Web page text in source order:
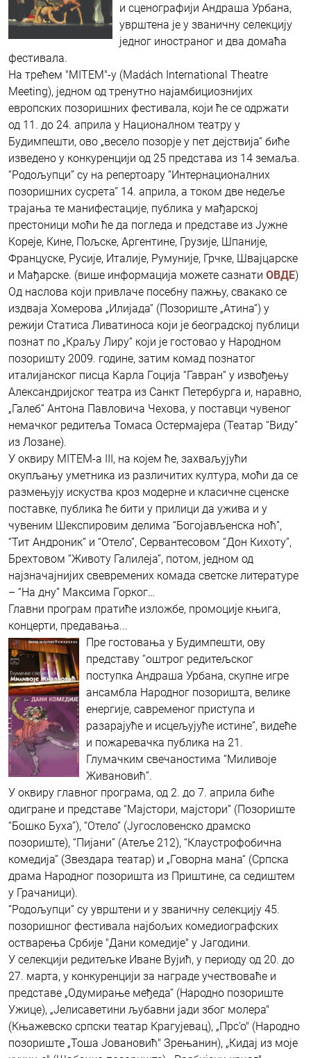
и сценографији Андраша Урбана,
уврштена је у званичну селекцију
једног иностраног и два домаћа
фестивала.
На трећем "MITEM"-у (Madách International Theatre
Meeting), једном од тренутно најамбициознијих
европских позоришних фестивала, који ће се одржати
од 11. до 24. априла у Националном театру у
Будимпешти, ово „весело позорје у пет дејствија“ биће
изведено у конкуренцији од 25 представа из 14 земаља.
“Родољупци” су на репертоару “Интернационалних
позоришних сусрета” 14. априла, а током две недеље
трајања те манифестације, публика у мађарској
престоници моћи ће да погледа и представе из Јужне
Кореје, Кине, Пољске, Аргентине, Грузије, Шпаније,
Француске, Русије, Италије, Румуније, Грчке, Швајцарске
и Мађарске. (више информација можете сазнати ОВДЕ)
Од наслова који привлаче посебну пажњу, свакако се
издваја Хомерова „Илијада“ (Позориште „Атина“) у
режији Статиса Ливатиноса који је београдској публици
познат по „Краљу Лиру“ који је гостовао у Народном
позоришту 2009. године, затим комад познатог
италијанског писца Карла Гоција “Гавран“ у извођењу
Александријског театра из Санкт Петербурга и, наравно,
„Галеб“ Антона Павловича Чехова, у поставци чувеног
немачког редитеља Томаса Остермајера (Театар “Виду”
из Лозане).
У оквиру MITEM-a III, на којем ће, захваљујући
окупљању уметника из различитих култура, моћи да се
размењују искуства кроз модерне и класичне сценске
поставке, публика ће бити у прилици да ужива и у
чувеним Шекспировим делима “Богојављенска ноћ”,
“Тит Андроник” и “Отело”, Сервантесовом “Дон Кихоту”,
Брехтовом “Животу Галилеја”, потом, једном од
најзначајнијих свевремених комада светске литературе
– “На дну” Максима Горког…
Главни програм пратиће изложбе, промоције књига,
концерти, предавања...
Пре гостовања у Будимпешти, ову
представу “оштрог редитељског
поступка Андраша Урбана, скупне игре
ансамбла Народног позоришта, велике
енергије, савременог приступа и
разарајуће и исцељујуће истине”, видеће
и пожаревачка публика на 21.
Глумачким свечаностима “Миливоје
Живановић”.
У оквиру главног програма, од 2. до 7. априла биће
одигране и представе “Мајстори, мајстори” (Позориште
“Бошко Буха”), “Отело” (Југословенско драмско
позориште), “Пијани” (Атеље 212), “Клаустрофобична
комедија” (Звездара театар) и „Говорна мана“ (Српска
драма Народног позоришта из Приштине, са седиштем
у Грачаници).
“Родољупци” су уврштени и у званичну селекцију 45.
позоришног фестивала најбољих комедиографских
остварења Србије "Дани комедије" у Јагодини.
У селекцији редитељке Иване Вујић, у периоду од 20. до
27. марта, у конкуренцији за награде учествоваће и
представе „Одумирање међеда“ (Народно позориште
Ужице), „Јелисаветини љубавни јади због молера"
(Књажевско српски театар Крагујевац), „Прс’о" (Народно
позориште „Тоша Јовановић" Зрењанин), „Кидај из моје